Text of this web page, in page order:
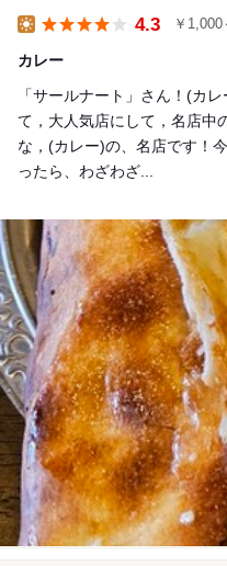
4.3 ￥
カレー
「サールナート」さん！(カ
て，大人気店にして，名店中
な，(カレー)の、名店です！
ったら、わざわざ...